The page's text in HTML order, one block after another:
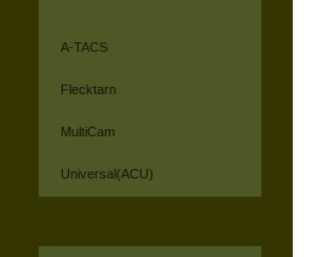
A-TACS
Flecktarn
MultiCam
Universal(ACU)